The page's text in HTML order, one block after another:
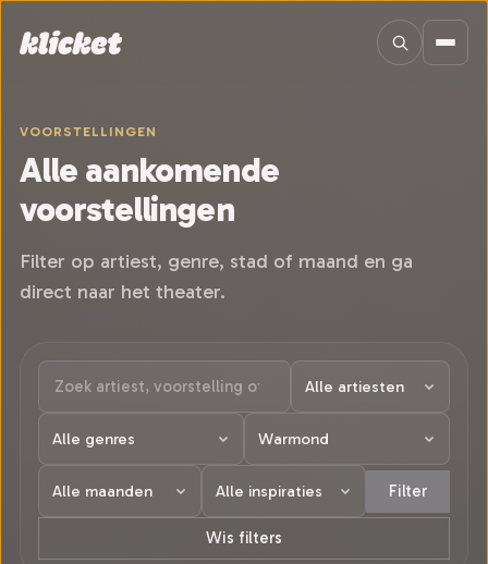
VOORSTELLINGEN
Alle aankomende
voorstellingen
Filter op artiest, genre, stad of maand en ga
direct naar het theater.
Filter
Wis filters